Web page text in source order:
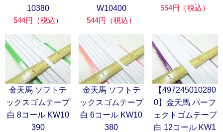
10380
544円（税込）
W10400
544円（税込）
554円（税込）
金天馬 ソフトテ
ックスゴムテープ
白 8コール KW10
390
金天馬 ソフトテ
ックスゴムテープ
白 6コール KW10
380
【497245010280
0】金天馬 パーフ
ェクトゴムテープ
白 12コール KW1